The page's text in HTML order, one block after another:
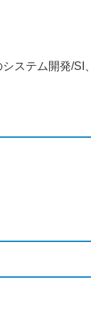
ステム開発/SI、